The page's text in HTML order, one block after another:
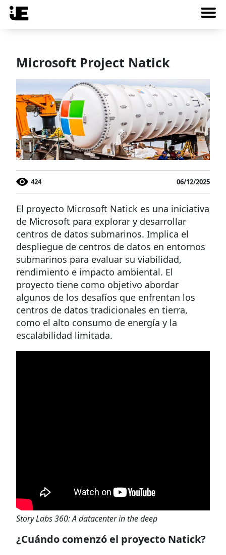
Microsoft Project Natick
424 06/12/2025
El proyecto Microsoft Natick es una iniciativa
de Microsoft para explorar y desarrollar
centros de datos submarinos. Implica el
despliegue de centros de datos en entornos
submarinos para evaluar su viabilidad,
rendimiento e impacto ambiental. El
proyecto tiene como objetivo abordar
algunos de los desafíos que enfrentan los
centros de datos tradicionales en tierra,
como el alto consumo de energía y la
escalabilidad limitada.
Story Labs 360: A datacenter in the deep
¿Cuándo comenzó el proyecto Natick?